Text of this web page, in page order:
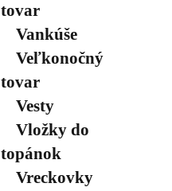
tovar
Vankúše
Veľkonočný
tovar
Vesty
Vložky do
topánok
Vreckovky